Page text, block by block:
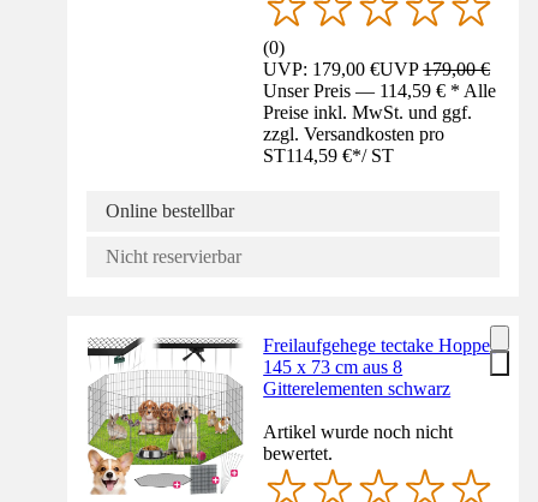
(0)
UVP: 179,00 €UVP179,00 €
Unser Preis — 114,59 € * Alle
Preise inkl. MwSt. und ggf.
zzgl. Versandkosten pro
ST114,59 €*/ ST
Online bestellbar
Nicht reservierbar
Freilaufgehege tectake Hopper
145 x 73 cm aus 8
Gitterelementen schwarz
Artikel wurde noch nicht
bewertet.